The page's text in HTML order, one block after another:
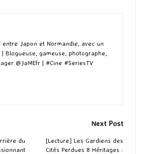
entre Japon et Normandie, avec un
Blogueuse, gameuse, photographe,
@JaMEfr | #Cine #SeriesTV
du
Next Post
[Lecture] Les Gardiens des
Cités Perdues 8 Héritages :